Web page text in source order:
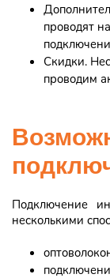
проводят
Скидки.
проводим
Подключение
несколькими